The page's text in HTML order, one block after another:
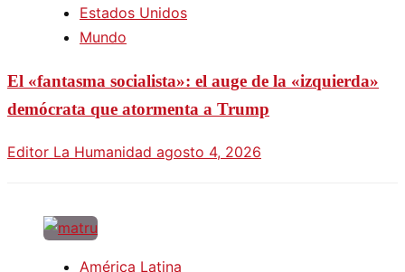
Estados Unidos
Mundo
El «fantasma socialista»: el auge de la «izquierda»
demócrata que atormenta a Trump
Editor La Humanidad agosto 4, 2026
América Latina